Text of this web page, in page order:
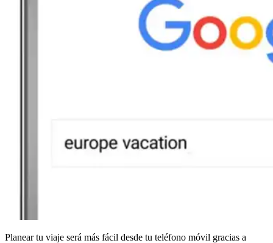
Planear tu viaje será más fácil desde tu teléfono móvil gracias a